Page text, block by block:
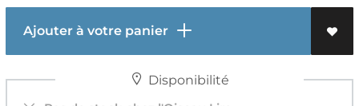
Ajouter à votre panier
Disponibilité